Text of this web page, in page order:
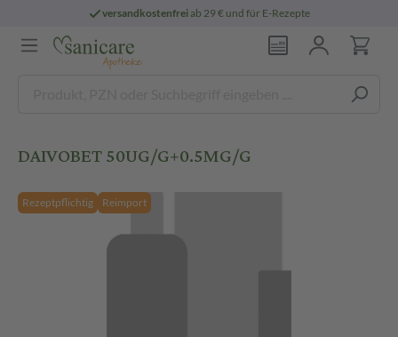
versandkostenfreiab 29 € und für E-Rezepte
DAIVOBET 50UG/G+0.5MG/G
Rezeptpflichtig Reimport